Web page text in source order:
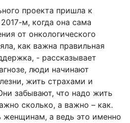
проекта пришла к
м, когда она сама
от онкологического
как важна правильная
- рассказывает
люди начинают
жить страхами и
забывают, что надо жить
сколько, а важно – как.
женщинам, а ведь это именно